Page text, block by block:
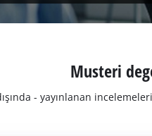
Musteri
- yayınlanan